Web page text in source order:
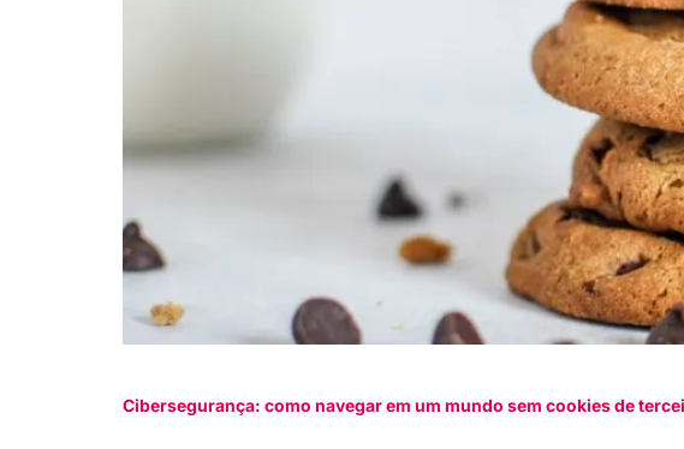
Cibersegurança: como navegar em um mundo sem cookies de